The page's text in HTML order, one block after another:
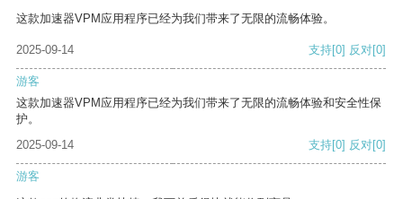
这款加速器VPM应用程序已经为我们带来了无限的流畅体验。
2025-09-14 支持[0] 反对[0]
游客
这款加速器VPM应用程序已经为我们带来了无限的流畅体验和安全性保
护。
2025-09-14
支持[0] 反对[0]
游客